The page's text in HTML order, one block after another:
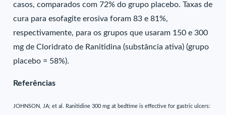
casos, comparados com 72% do grupo placebo. Taxas de
cura para esofagite erosiva foram 83 e 81%,
respectivamente, para os grupos que usaram 150 e 300
mg de Cloridrato de Ranitidina (substância ativa) (grupo
placebo = 58%).
Referências
JOHNSON, JA; et al. Ranitidine 300 mg at bedtime is effective for gastric ulcers: